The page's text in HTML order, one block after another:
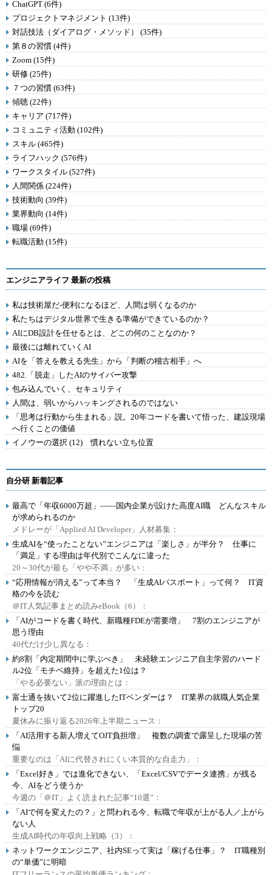
ChatGPT (6件)
プロジェクトマネジメント (13件)
対話技法（ダイアログ・メソッド） (35件)
第８の習慣 (4件)
Zoom (15件)
研修 (25件)
７つの習慣 (63件)
傾聴 (22件)
キャリア (717件)
コミュニティ活動 (102件)
スキル (465件)
ライフハック (576件)
ワークスタイル (527件)
人間関係 (224件)
技術動向 (39件)
業界動向 (14件)
職場 (69件)
転職活動 (15件)
エンジニアライフ 最新の投稿
私は技術屋だ-便利になるほど、人間は弱くなるのか
私たちはデジタル世界で生きる準備ができているのか？
AIにDB設計を任せるとは、どこの何のことなのか？
最後には離れていくAI
AIを「答えを教える先生」から「判断の稽古相手」へ
482.「脱走」したAIのサイバー攻撃
包み込んでいく、セキュリティ
人間は、弱いからハッキングされるのではない
「思考は行動から生まれる」説。20年コードを書いて悟った、建設現場
へ行くことの価値
イノウーの選択 (12) 慣れない立ち位置
自分研 新着記事
最高で「年収6000万超」――国内企業が設けた高度AI職 どんなスキル
が求められるのか
メドレーが「Applied AI Developer」人材募集：
生成AIを“使ったことない”エンジニアは「楽しさ」が半分？ 仕事に
「満足」する理由は年代別でこんなに違った
20～30代が最も「やや不満」が多い：
“応用情報が消える”って本当？ 「生成AIパスポート」って何？ IT資
格の今を読む
＠IT人気記事まとめ読みeBook（6）：
「AIがコードを書く時代、新職種FDEが需要増」 7割のエンジニアが
思う理由
40代だけ少し異なる：
約8割「内定期間中に学ぶべき」 未経験エンジニア自主学習のハード
ル2位「モチベ維持」を超えた1位は？
「やる必要ない」派の理由とは：
富士通を抜いて2位に躍進したITベンダーは？ IT業界の就職人気企業
トップ20
夏休みに振り返る2026年上半期ニュース：
「AI活用する新人増えてOJT負担増」 複数の調査で露呈した現場の苦
悩
重要なのは「AIに代替されにくい本質的な自走力」：
「Excel好き」では進化できない、「Excel/CSVでデータ連携」が残る
今、AIをどう使うか
今週の「＠IT」よく読まれた記事“10選”：
「AIで何を変えたの？」と問われる今、転職で年収が上がる人／上がら
ない人
生成AI時代の年収向上戦略（3）：
ネットワークエンジニア、社内SEって実は「稼げる仕事」？ IT職種別
の“単価”に明暗